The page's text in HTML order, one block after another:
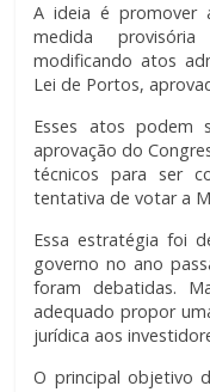
A ideia é promover
medida
modificando atos
Lei de Portos,
Esses atos podem
aprovação do
técnicos para ser
tentativa de votar a
Essa estratégia foi
governo no ano
foram debatidas.
adequado propor
jurídica aos
O principal objetivo